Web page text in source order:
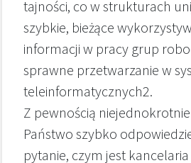
tajności, co w strukturach
szybkie, bieżące
informacji w pracy grup
sprawne przetwarzanie w
teleinformatycznych2.
Z pewnością
Państwo szybko
pytanie, czym jest